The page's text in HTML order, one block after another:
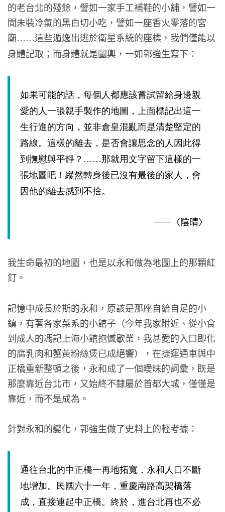
的老台北的殘餘，譬如一家手工補鞋的小舖，譬如一
間未裝冷氣的黑白切小吃，譬如一座香火零落的宮
廟……這些遁逸出逃於衛星系統的座標，我們僅能以
身體記取；而身體就是圖輿，一如郭強生寫下：
如果可能的話，每個人都應該嘗試留給身邊親
愛的人一張親手製作的地圖，上面標記出這一
生行進的方向，並非倉皇混亂而是清楚堅定的
路線。這樣的離去，是否會讓思念的人因此得
到撫慰與平靜？……那就用文字留下這樣的一
張地圖吧！縱然轉身後已沒有最後的家人，會
因他的離去感到不捨。
——〈陰晴〉
我生命最初的地圖，也是以永和做為地圖上的那顆紅
釘。
記憶中成長於斯的永和，原該是那座自給自足的小
鎮，有著各家菜系的小館子（今年我家附近、從小食
到成人的馮記上海小館抱憾歇業，我甚愛的入口即化
的腐乳肉和蟹黃粉絲煲已成絕響），在捷運通車與中
正橋重新整頓之後，永和成了一個曖昧的詞彙，既是
那麼靠近台北市，又始終不隸屬於首都大城，僅僅是
靠近，而不是成為。
針對永和的變化，郭強生做了史料上的輕考據：
通往台北的中正橋一再地拓寬，永和人口不斷
地增加。民國六十一年，重慶南路高架橋落
成，直接連起中正橋。終於，進台北再也不必